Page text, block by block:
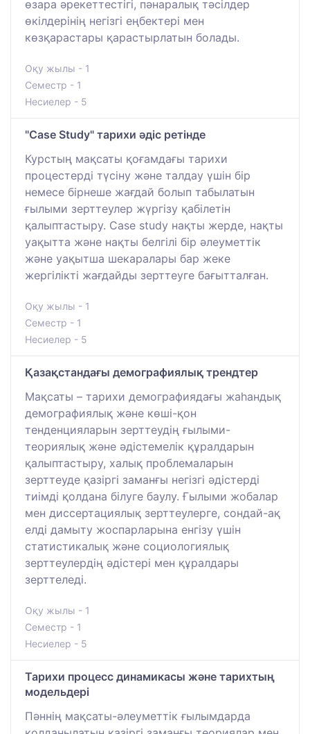
өзара әрекеттестігі, пәнаралық тәсілдер
өкілдерінің негізгі еңбектері мен
көзқарастары қарастырлатын болады.
Оқу жылы - 1
Семестр - 1
Несиелер - 5
"Case Study" тарихи әдіс ретінде
Курстың мақсаты қоғамдағы тарихи
процестерді түсіну және талдау үшін бір
немесе бірнеше жағдай болып табылатын
ғылыми зерттеулер жүргізу қабілетін
қалыптастыру. Case study нақты жерде, нақты
уақытта және нақты белгілі бір әлеуметтік
және уақытша шекаралары бар жеке
жергілікті жағдайды зерттеуге бағытталған.
Оқу жылы - 1
Семестр - 1
Несиелер - 5
Қазақстандағы демографиялық трендтер
Мақсаты – тарихи демографиядағы жаһандық
демографиялық және көші-қон
тенденцияларын зерттеудің ғылыми-
теориялық және әдістемелік құралдарын
қалыптастыру, халық проблемаларын
зерттеуде қазіргі заманғы негізгі әдістерді
тиімді қолдана білуге баулу. Ғылыми жобалар
мен диссертациялық зерттеулерге, сондай-ақ
елді дамыту жоспарларына енгізу үшін
статистикалық және социологиялық
зерттеулердің әдістері мен құралдары
зерттеледі.
Оқу жылы - 1
Семестр - 1
Несиелер - 5
Тарихи процесс динамикасы және тарихтың
модельдері
Пәннің мақсаты-әлеуметтік ғылымдарда